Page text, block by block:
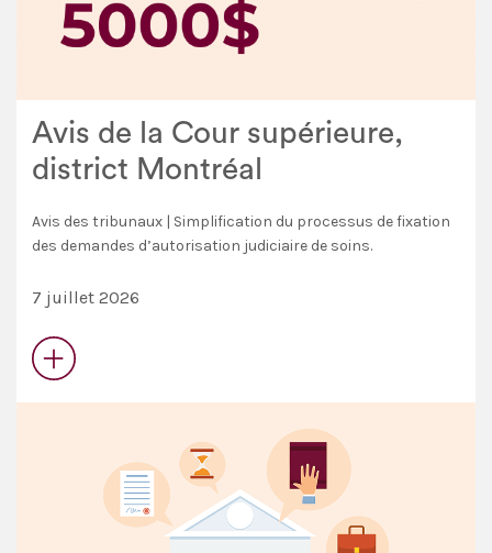
Avis de la Cour supérieure,
district Montréal
Avis des tribunaux | Simplification du processus de fixation
des demandes d’autorisation judiciaire de soins.
7 juillet 2026